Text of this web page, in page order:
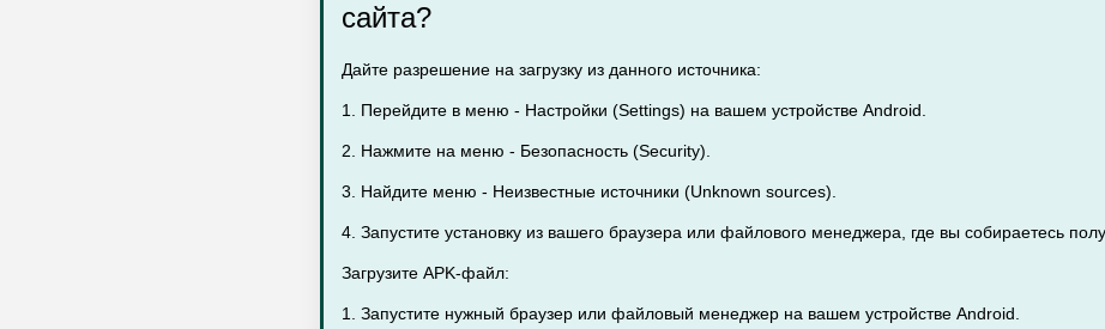
сайта?
Дайте разрешение на загрузку из данного источника:
1. Перейдите в меню - Настройки (Settings) на вашем устройстве Android.
2. Нажмите на меню - Безопасность (Security).
3. Найдите меню - Неизвестные источники (Unknown sources).
4. Запустите установку из вашего браузера или файлового менеджера, где вы собираетесь
Загрузите APK-файл:
1. Запустите нужный браузер или файловый менеджер на вашем устройстве Android.